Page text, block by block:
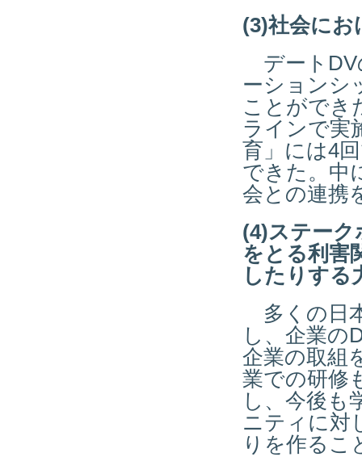
(3)社会にお
デートDV
ーションシ
ことができ
ラインで実
育」には4
できた。中
会との連携
(4)ステーク
をとる利害
したりする
多くの日
し、企業の
企業の取組
業での研修
し、今後も
ニティに対
りを作るこ